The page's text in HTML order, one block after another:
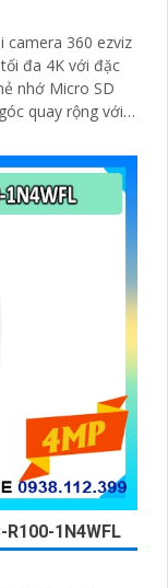
camera 360 ezviz
đa 4K với đặc
nhớ Micro SD
quay rộng với
R100-1N4WFL